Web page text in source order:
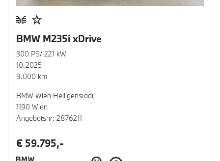
BMW M235i xDrive
300 PS/ 221 kW
10.2025
9.000 km
BMW Wien Heiligenstadt
1190 Wien
Angebotsnr: 2876211
€ 59.795,-